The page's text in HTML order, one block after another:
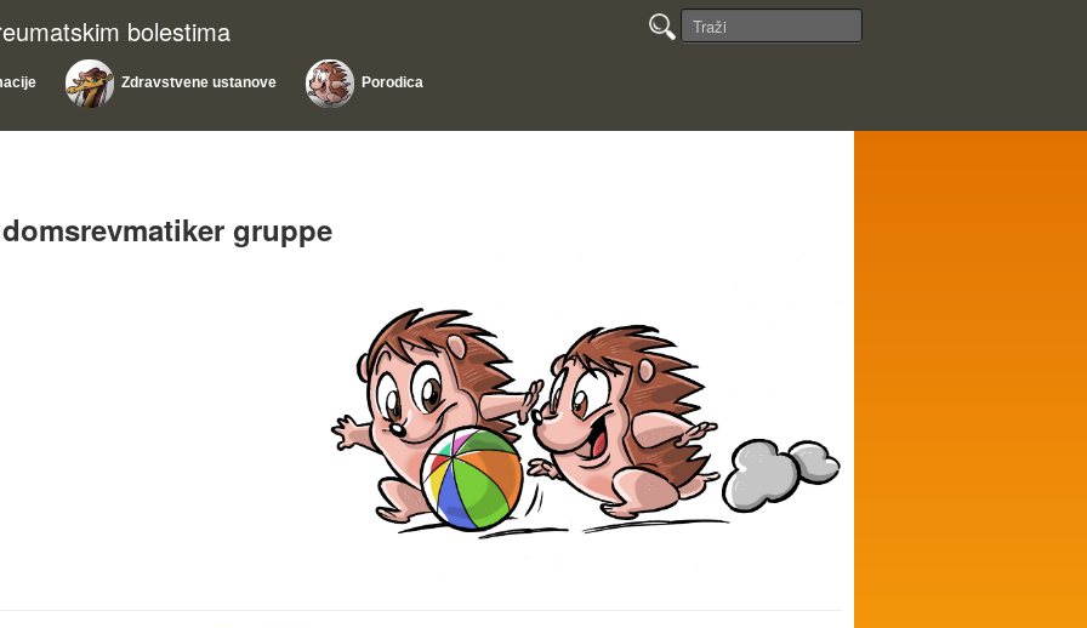
bolestima
Zdravstvene ustanove Porodica
gruppe